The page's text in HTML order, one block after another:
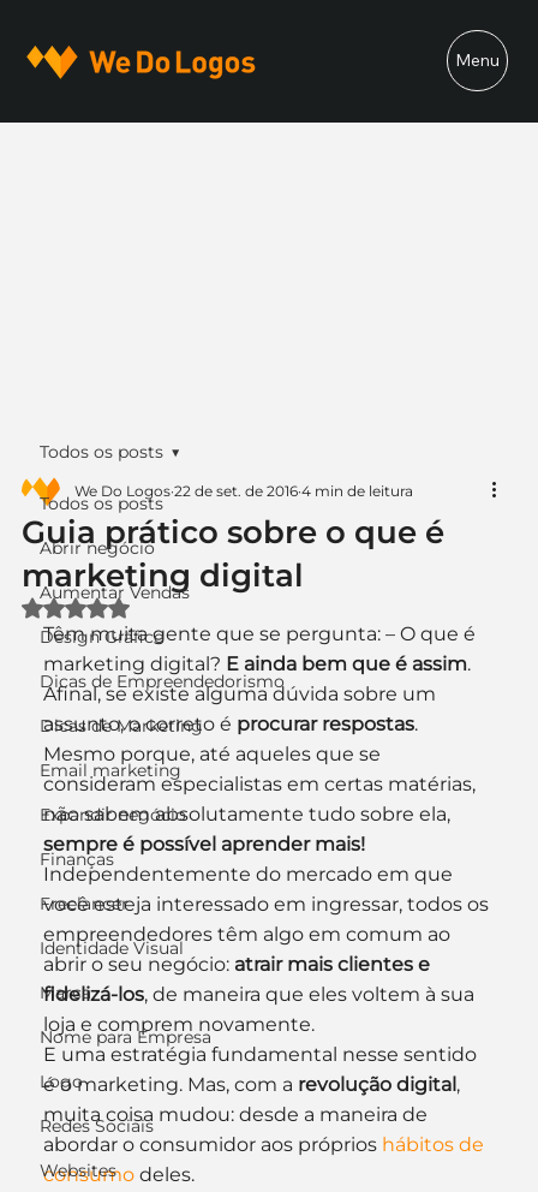
Menu
Todos os posts
Abrir negócio
Aumentar Vendas
Design Gráfico
Dicas de Empreendedorismo
Dicas de Marketing
Email marketing
Expandir negócio
Finanças
Freelancer
Identidade Visual
Marca
Nome para Empresa
Logo
Redes Sociais
Websites
Todos os posts
Guia prático sobre o que é
marketing digital
We Do Logos 22 de set. de 2016 4 min de leitura
Avaliado com NaN de 5 estrelas.
Têm muita gente que se pergunta: – O que é
marketing digital? E ainda bem que é assim.
Afinal, se existe alguma dúvida sobre um
assunto, o correto é procurar respostas.
Mesmo porque, até aqueles que se
consideram especialistas em certas matérias,
não sabem absolutamente tudo sobre ela,
sempre é possível aprender mais!
Independentemente do mercado em que
você esteja interessado em ingressar, todos os
empreendedores têm algo em comum ao
abrir o seu negócio: atrair mais clientes e
fidelizá-los, de maneira que eles voltem à sua
loja e comprem novamente.
E uma estratégia fundamental nesse sentido
é o marketing. Mas, com a revolução digital,
muita coisa mudou: desde a maneira de
abordar o consumidor aos próprios hábitos de
consumo deles.